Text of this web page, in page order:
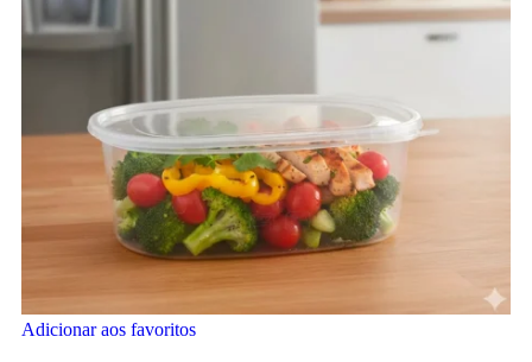
Adicionar aos favoritos